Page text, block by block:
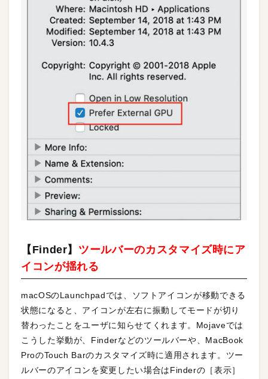
【Finder】 ツールバーのカスタマイズ時にア
イコンが揺れる
macOSのLaunchpadでは、ソフトアイコンが移動できる
状態になると、アイコンが左右に振動してモードが切り
替わったことをユーザに知らせてくれます。Mojaveでは
こうした挙動が、Finderなどのツールバーや、MacBook
ProのTouch Barのカスタマイズ時に適用されます。ツー
ルバーのアイコンを変更したい場合はFinderの［表示］